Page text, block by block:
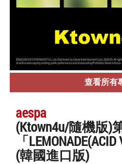
查看所有
aespa
(Ktown4u/隨機版)
「LEMONADE(ACID
(韓國進口版)